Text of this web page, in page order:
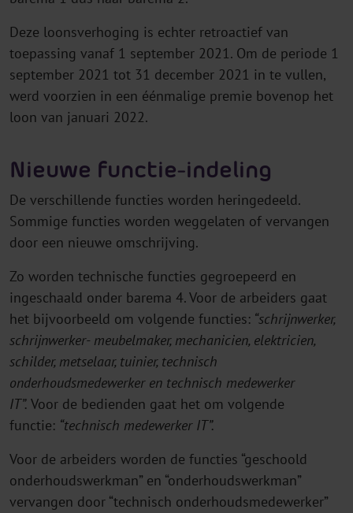
Deze loonsverhoging is echter retroactief van
toepassing vanaf 1 september 2021. Om de periode 1
september 2021 tot 31 december 2021 in te vullen,
werd voorzien in een éénmalige premie bovenop het
loon van januari 2022.
Nieuwe functie-indeling
De verschillende functies worden heringedeeld.
Sommige functies worden weggelaten of vervangen
door een nieuwe omschrijving.
Zo worden technische functies gegroepeerd en
ingeschaald onder barema 4. Voor de arbeiders gaat
het bijvoorbeeld om volgende functies: “schrijnwerker,
schrijnwerker- meubelmaker, mechanicien, elektricien,
schilder, metselaar, tuinier, technisch
onderhoudsmedewerker en technisch medewerker
IT”. Voor de bedienden gaat het om volgende
functie: “technisch medewerker IT”.
Voor de arbeiders worden de functies “geschoold
onderhoudswerkman” en “onderhoudswerkman”
vervangen door “technisch onderhoudsmedewerker”